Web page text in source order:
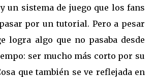
un sistema de juego que los fans
por un tutorial. Pero a pesar
logra algo que no pasaba desde
ser mucho más corto por su
que también se ve reflejada en